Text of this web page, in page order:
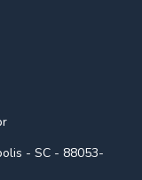
- SC - 88053-